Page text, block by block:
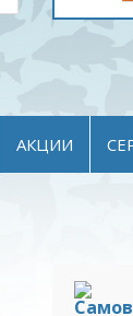
АКЦИИ